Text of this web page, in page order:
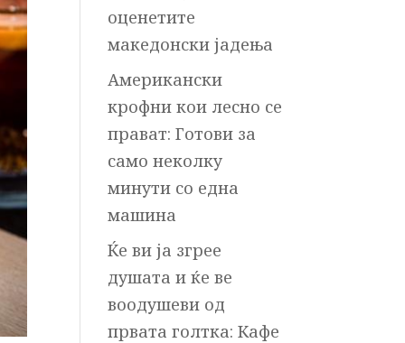
оценетите
македонски јадења
Американски
крофни кои лесно се
прават: Готови за
само неколку
минути со една
машина
Ќе ви ја згрее
душата и ќе ве
воодушеви од
првата голтка: Кафе